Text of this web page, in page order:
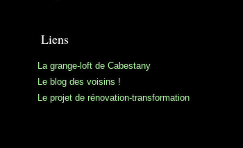
Liens
La grange-loft de Cabestany
Le blog des voisins !
Le projet de rénovation-transformation